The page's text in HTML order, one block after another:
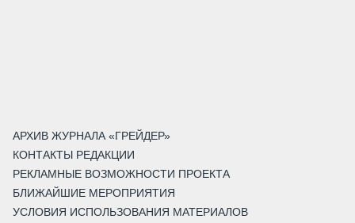
АРХИВ ЖУРНАЛА «ГРЕЙДЕР»
КОНТАКТЫ РЕДАКЦИИ
РЕКЛАМНЫЕ ВОЗМОЖНОСТИ ПРОЕКТА
БЛИЖАЙШИЕ МЕРОПРИЯТИЯ
УСЛОВИЯ ИСПОЛЬЗОВАНИЯ МАТЕРИАЛОВ